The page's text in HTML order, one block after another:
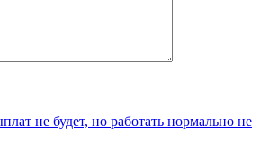
не будет, но работать нормально не